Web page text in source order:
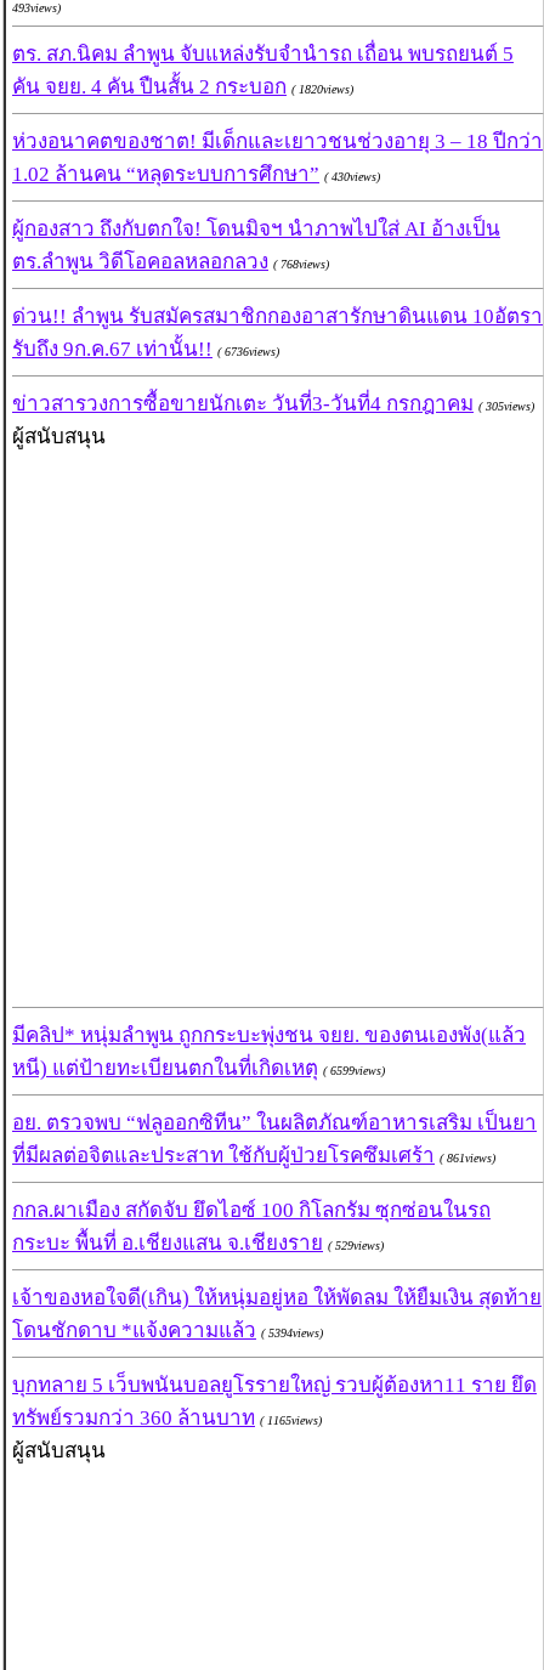
493views)
ตร. สภ.นิคม ลำพูน จับแหล่งรับจำนำรถ เถื่อน พบรถยนต์ 5
คัน จยย. 4 คัน ปืนสั้น 2 กระบอก ( 1820views)
ห่วงอนาคตของชาต! มีเด็กและเยาวชนช่วงอายุ 3 – 18 ปีกว่า
1.02 ล้านคน “หลุดระบบการศึกษา” ( 430views)
ผู้กองสาว ถึงกับตกใจ! โดนมิจฯ นำภาพไปใส่ AI อ้างเป็น
ตร.ลำพูน วิดีโอคอลหลอกลวง ( 768views)
ด่วน!! ลำพูน รับสมัครสมาชิกกองอาสารักษาดินแดน 10อัตรา
รับถึง 9ก.ค.67 เท่านั้น!! ( 6736views)
ข่าวสารวงการซื้อขายนักเตะ วันที่3-วันที่4 กรกฎาคม ( 305views)
ผู้สนับสนุน
มีคลิป* หนุ่มลำพูน ถูกกระบะพุ่งชน จยย. ของตนเองพัง(แล้ว
หนี) แต่ป้ายทะเบียนตกในที่เกิดเหตุ ( 6599views)
อย. ตรวจพบ “ฟลูออกซิทีน” ในผลิตภัณฑ์อาหารเสริม เป็นยา
ที่มีผลต่อจิตและประสาท ใช้กับผู้ป่วยโรคซึมเศร้า ( 861views)
กกล.ผาเมือง สกัดจับ ยึดไอซ์ 100 กิโลกรัม ซุกซ่อนในรถ
กระบะ พื้นที่ อ.เชียงแสน จ.เชียงราย ( 529views)
เจ้าของหอใจดี(เกิน) ให้หนุ่มอยู่หอ ให้พัดลม ให้ยืมเงิน สุดท้าย
โดนชักดาบ *แจ้งความแล้ว ( 5394views)
บุกทลาย 5 เว็บพนันบอลยูโรรายใหญ่ รวบผู้ต้องหา11 ราย ยึด
ทรัพย์รวมกว่า 360 ล้านบาท ( 1165views)
ผู้สนับสนุน